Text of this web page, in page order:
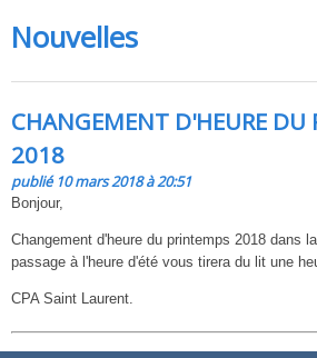
Nouvelles
CHANGEMENT D'HEURE DU
2018
publié 10 mars 2018 à 20:51
Bonjour,
Changement d'heure du printemps 2018 dans
passage à l'heure d'été vous tirera du lit une
CPA Saint Laurent.